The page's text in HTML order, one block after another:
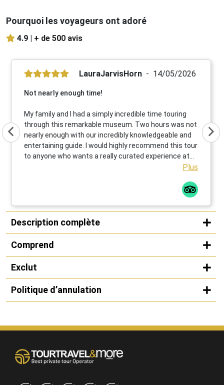
Pourquoi les voyageurs ont adoré
4.9 | + de 500 avis
LauraJarvisHorn 14/05/2026
Not nearly enough time!
My family and I had a simply incredible time touring
through this remarkable museum. Two hours was not
nearly enough with our incredibly knowledgeable and
entertaining guide. I would highly recommend this tour
to anyone who wants a really curated experience at
Plus
Description complète
Comprend
Exclut
Politique d’annulation